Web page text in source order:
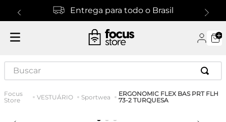
Entrega para todo o Brasil
Buscar
VESTUÁRIO Sportwea
ERGONOMIC FLEX BAS PRT FLH
73-2 TURQUESA